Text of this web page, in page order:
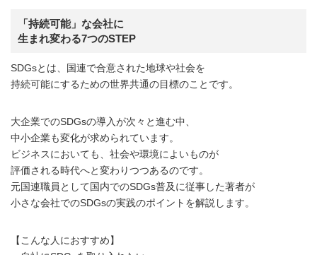
「持続可能」な会社に
生まれ変わる7つのSTEP
SDGsとは、国連で合意された地球や社会を
持続可能にするための世界共通の目標のことです。
大企業でのSDGsの導入が次々と進む中、
中小企業も変化が求められています。
ビジネスにおいても、社会や環境によいものが
評価される時代へと変わりつつあるのです。
元国連職員として国内でのSDGs普及に従事した著者が
小さな会社でのSDGsの実践のポイントを解説します。
【こんな人におすすめ】